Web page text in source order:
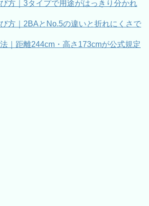
方｜3タイプで用途がはっきり分かれ
方｜2BAとNo.5の違いと折れにくさで
｜距離244cm・高さ173cmが公式規定